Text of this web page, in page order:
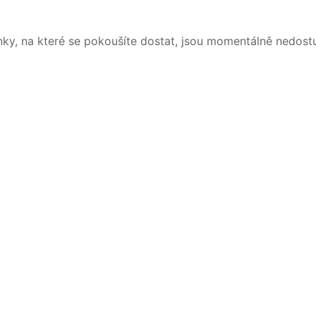
na které se pokoušíte dostat, jsou momentálně